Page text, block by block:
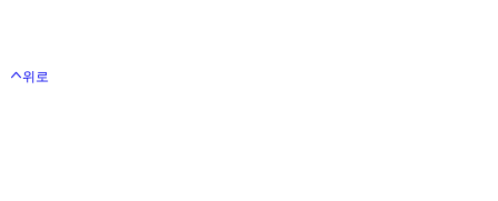
위로